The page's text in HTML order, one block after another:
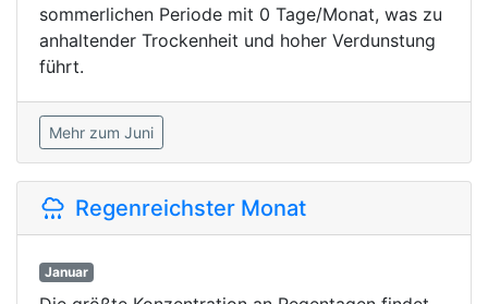
sommerlichen Periode mit 0 Tage/Monat, was zu
anhaltender Trockenheit und hoher Verdunstung
führt.
Mehr zum Juni
Regenreichster Monat
Januar